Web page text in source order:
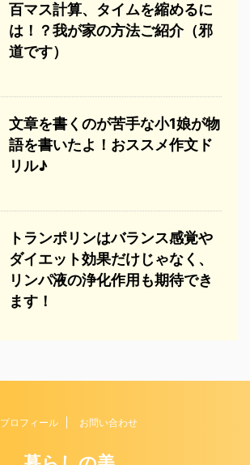
百マス計算、タイムを縮めるに
は！？我が家の方法ご紹介（邪
道です）
文章を書くのが苦手な小1娘が物
語を書いたよ！おススメ作文ド
リル♪
トランポリンはバランス感覚や
ダイエット効果だけじゃなく、
リンパ液の浄化作用も期待でき
ます！
プロフィール お問い合わせ